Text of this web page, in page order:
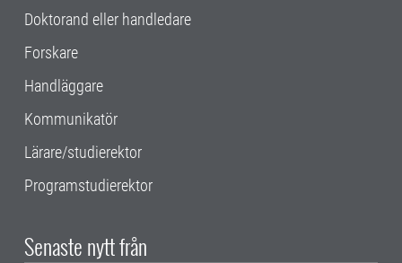
Doktorand eller handledare
Forskare
Handläggare
Kommunikatör
Lärare/studierektor
Programstudierektor
Senaste nytt från